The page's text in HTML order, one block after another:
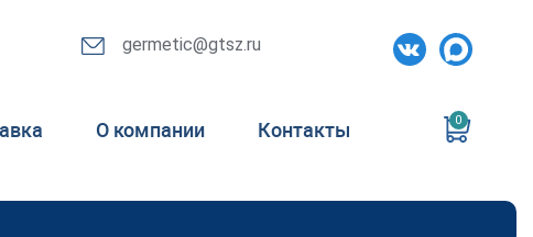
germetic@gtsz.ru
О компании Контакты 0